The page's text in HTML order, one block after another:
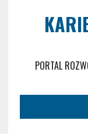
PORTAL